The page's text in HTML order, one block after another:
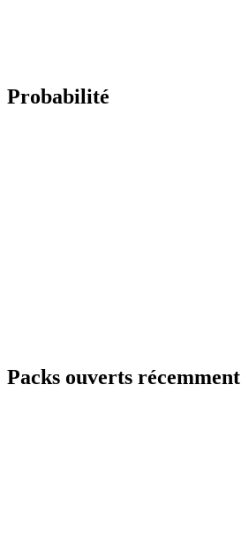
Probabilité
Packs ouverts récemment